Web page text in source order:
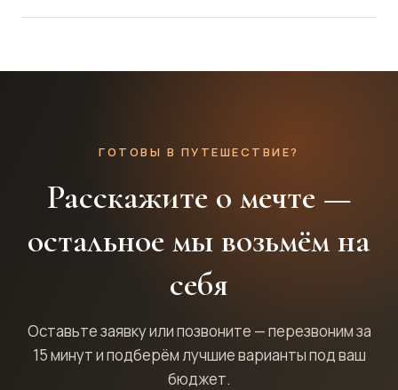
ГОТОВЫ В ПУТЕШЕСТВИЕ?
Расскажите о мечте —
остальное мы возьмём на
себя
Оставьте заявку или позвоните — перезвоним за
15 минут и подберём лучшие варианты под ваш
бюджет.